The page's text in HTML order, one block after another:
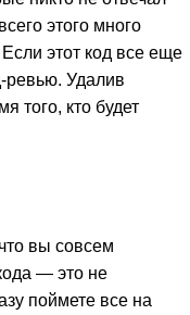
этого много
этот код все еще
ревью. Удалив
того, кто будет
вы совсем
— это не
поймете все на